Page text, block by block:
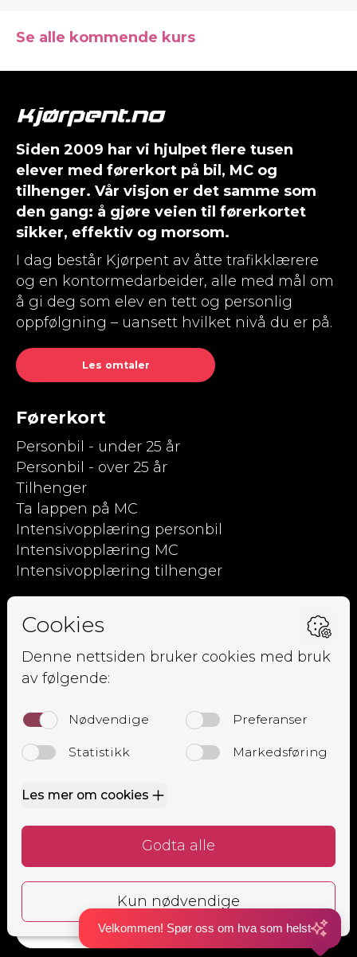
Se alle kommende kurs
Siden 2009 har vi hjulpet flere tusen
elever med førerkort på bil, MC og
tilhenger. Vår visjon er det samme som
den gang: å gjøre veien til førerkortet
sikker, effektiv og morsom.
I dag består Kjørpent av åtte trafikklærere
og en kontormedarbeider, alle med mål om
å gi deg som elev en tett og personlig
oppfølgning – uansett hvilket nivå du er på.
Les omtaler
Førerkort
Personbil - under 25 år
Personbil - over 25 år
Tilhenger
Ta lappen på MC
Intensivopplæring personbil
Intensivopplæring MC
Intensivopplæring tilhenger
Om oss
Ansatte
Elevside
Kursoversikt
Trafikalt grunnkurs
Mørkekjøring
Lastsikringskurs
Grunnkurs MC
Bestill time
Bestill time
Velkommen! Spør oss om hva som helst